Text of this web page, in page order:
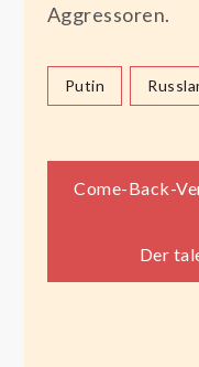
Aggressoren.
Putin
Come-Back-
Der